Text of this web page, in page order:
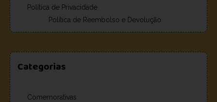
Política de Privacidade
Política de Reembolso e Devolução
Categorias
Comemorativas